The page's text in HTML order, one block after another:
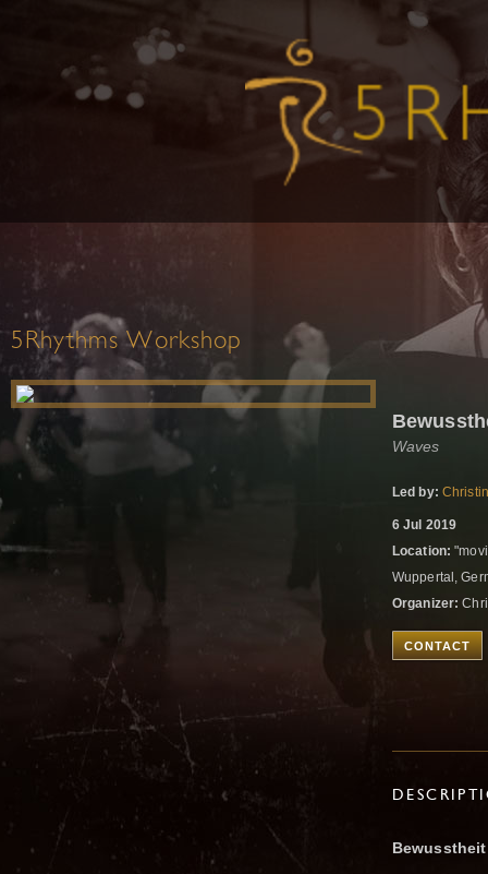
5Rhythms Workshop
Waves
Led by:
6 Jul 2019
Location:
Wuppertal,
Organizer:
CONTACT